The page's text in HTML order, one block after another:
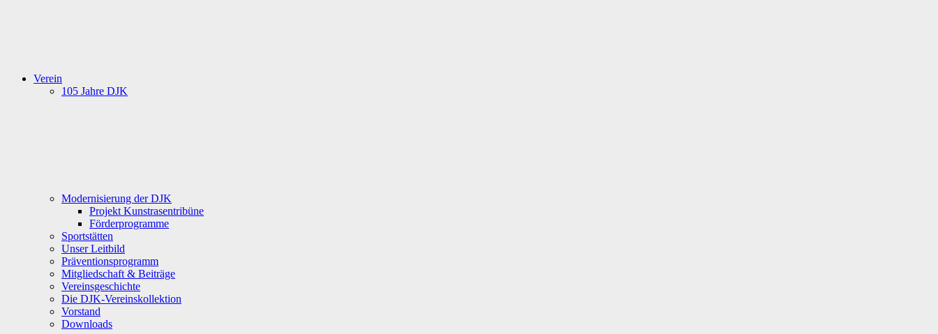
Verein
105 Jahre DJK
Modernisierung der DJK
Projekt Kunstrasentribüne
Förderprogramme
Sportstätten
Unser Leitbild
Präventionsprogramm
Mitgliedschaft & Beiträge
Vereinsgeschichte
Die DJK-Vereinskollektion
Vorstand
Downloads